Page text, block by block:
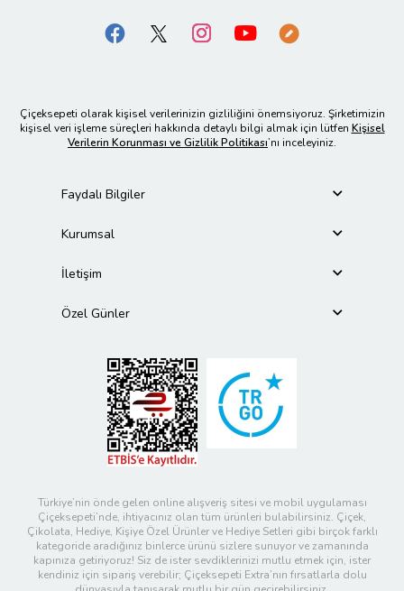
Çiçeksepeti olarak kişisel verilerinizin gizliliğini önemsiyoruz. Şirketimizin
kişisel veri işleme süreçleri hakkında detaylı bilgi almak için lütfen Kişisel
Verilerin Korunması ve Gizlilik Politikası’nı inceleyiniz.
Faydalı Bilgiler
Kurumsal
İletişim
Özel Günler
Türkiye’nin önde gelen online alışveriş sitesi ve mobil uygulaması
Çiçeksepeti’nde, ihtiyacınız olan tüm ürünleri bulabilirsiniz. Çiçek,
Çikolata, Hediye, Kişiye Özel Ürünler ve Hediye Setleri gibi birçok farklı
kategoride aradığınız binlerce ürünü sizlere sunuyor ve zamanında
kapınıza getiriyoruz! Siz de ister sevdiklerinizi mutlu etmek için, ister
kendiniz için sipariş verebilir; Çiçeksepeti Extra’nın fırsatlarla dolu